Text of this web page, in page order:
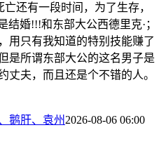
还有一段时间，为了生存，
结婚!!!和东部大公西德里克·；
用只有我知道的特别技能赚了
是所谓东部大公的这名男子是
丈夫，而且还是个不错的人。
鹅肝、袁州 2026-08-06 06:00